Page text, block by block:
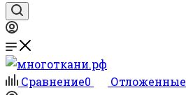
Сравнение0 Отложенные